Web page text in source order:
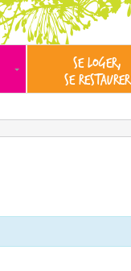
SE LOGER,
SE RESTAURER